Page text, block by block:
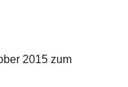
2015 zum